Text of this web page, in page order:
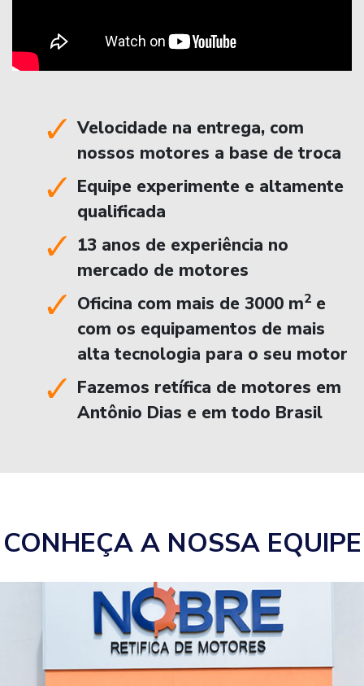
Velocidade na entrega, com
nossos motores a base de troca
Equipe experimente e altamente
qualificada
13 anos de experiência no
mercado de motores
Oficina com mais de 3000 m2 e
com os equipamentos de mais
alta tecnologia para o seu motor
Fazemos retífica de motores em
Antônio Dias e em todo Brasil
CONHEÇA A NOSSA EQUIPE